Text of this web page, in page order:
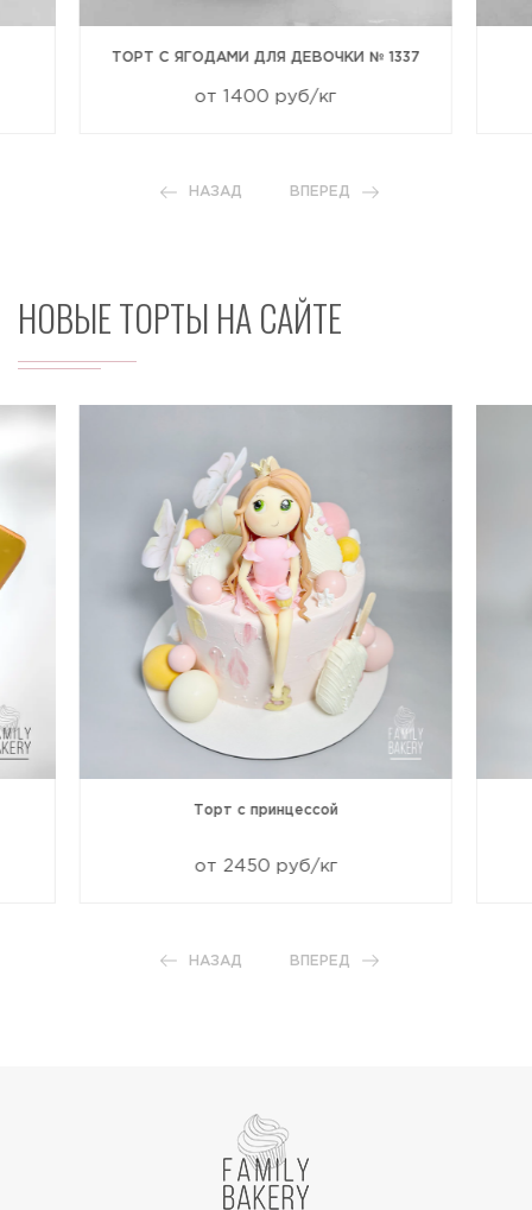
ТОРТ С ЯГОДАМИ ДЛЯ ДЕВОЧКИ № 1337
от 1400 руб/кг
НАЗАД ВПЕРЕД
НОВЫЕ ТОРТЫ НА САЙТЕ
Торт с принцессой
от 2450 руб/кг
НАЗАД ВПЕРЕД